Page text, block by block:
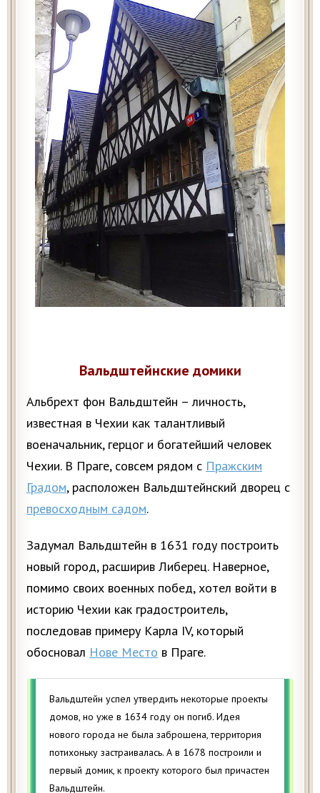
Вальдштейнские домики
Альбрехт фон Вальдштейн – личность,
известная в Чехии как талантливый
военачальник, герцог и богатейший человек
Чехии. В Праге, совсем рядом с Пражским
Градом, расположен Вальдштейнский дворец с
превосходным садом.
Задумал Вальдштейн в 1631 году построить
новый город, расширив Либерец. Наверное,
помимо своих военных побед, хотел войти в
историю Чехии как градостроитель,
последовав примеру Карла IV, который
обосновал Нове Место в Праге.
Вальдштейн успел утвердить некоторые проекты
домов, но уже в 1634 году он погиб. Идея
нового города не была заброшена, территория
потихоньку застраивалась. А в 1678 построили и
первый домик, к проекту которого был причастен
Вальдштейн.